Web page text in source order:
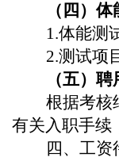
（四）
1.体能测
2.测试项
（五）
根据考核
有关入职手续
四、工资